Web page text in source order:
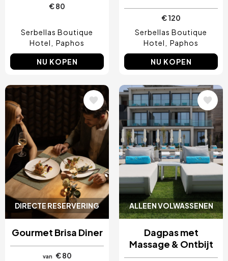
€ 80
Serbellas Boutique
Hotel
Paphos
NU KOPEN
€ 120
Serbellas Boutique
Hotel
Paphos
NU KOPEN
DIRECTE RESERVERING
Afbeelding
Gourmet Brisa Diner
van € 80
ALLEEN VOLWASSENEN
Afbeelding
Dagpas met
Massage & Ontbijt